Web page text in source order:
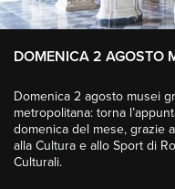
DOMENICA 2 AGOSTO
Domenica 2 agosto musei
metropolitana: torna
domenica del mese, grazie
alla Cultura e allo Sport di
Culturali.